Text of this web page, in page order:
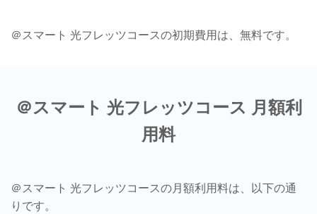
＠スマート 光フレッツコースの初期費用は、無料です。
＠スマート 光フレッツコース 月額利
用料
＠スマート 光フレッツコースの月額利用料は、以下の通
りです。